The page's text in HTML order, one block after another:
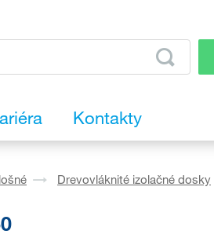
Kontakty
Drevovláknité izolačné dosky